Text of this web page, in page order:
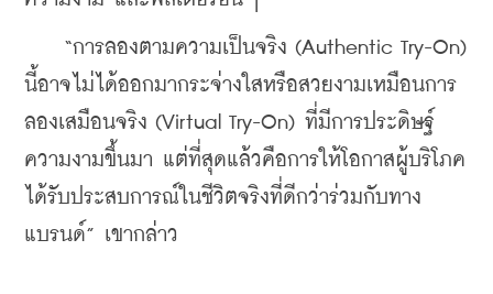
“การลองตามความเป็นจริง (Authentic Try-On)
นี้อาจไม่ได้ออกมากระจ่างใสหรือสวยงามเหมือนการ
ลองเสมือนจริง (Virtual Try-On) ที่มีการประดิษฐ์
ความงามขึ้นมา แต่ที่สุดแล้วคือการให้โอกาสผู้บริโภค
ได้รับประสบการณ์ในชีวิตจริงที่ดีกว่าร่วมกับทาง
แบรนด์” เขากล่าว